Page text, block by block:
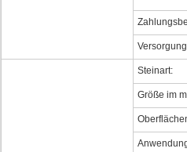
Steinart:
Größe im